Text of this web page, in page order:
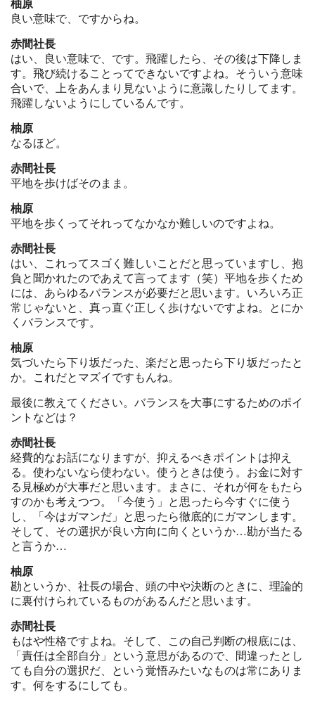
柚原
良い意味で、ですからね。
赤間社長
はい、良い意味で、です。飛躍したら、その後は下降しま
す。飛び続けることってできないですよね。そういう意味
合いで、上をあんまり見ないように意識したりしてます。
飛躍しないようにしているんです。
柚原
なるほど。
赤間社長
平地を歩けばそのまま。
柚原
平地を歩くってそれってなかなか難しいのですよね。
赤間社長
はい、これってスゴく難しいことだと思っていますし、抱
負と聞かれたのであえて言ってます（笑）平地を歩くため
には、あらゆるバランスが必要だと思います。いろいろ正
常じゃないと、真っ直ぐ正しく歩けないですよね。とにか
くバランスです。
柚原
気づいたら下り坂だった、楽だと思ったら下り坂だったと
か。これだとマズイですもんね。
最後に教えてください。バランスを大事にするためのポイ
ントなどは？
赤間社長
経費的なお話になりますが、抑えるべきポイントは抑え
る。使わないなら使わない。使うときは使う。お金に対す
る見極めが大事だと思います。まさに、それが何をもたら
すのかも考えつつ。「今使う」と思ったら今すぐに使う
し、「今はガマンだ」と思ったら徹底的にガマンします。
そして、その選択が良い方向に向くというか…勘が当たる
と言うか…
柚原
勘というか、社長の場合、頭の中や決断のときに、理論的
に裏付けられているものがあるんだと思います。
赤間社長
もはや性格ですよね。そして、この自己判断の根底には、
「責任は全部自分」という意思があるので、間違ったとし
ても自分の選択だ、という覚悟みたいなものは常にありま
す。何をするにしても。